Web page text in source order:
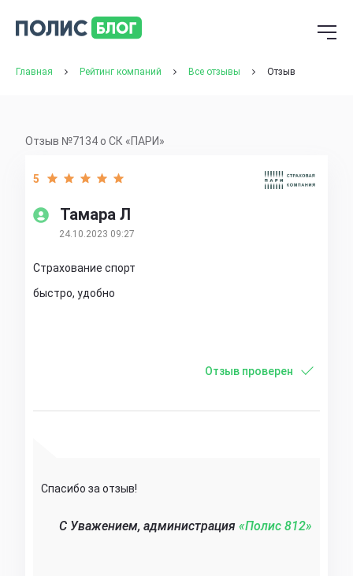
Главная Рейтинг компаний Все отзывы Отзыв
Отзыв №7134 о СК «ПАРИ»
Тамара Л
5
24.10.2023 09:27
Страхование спорт
быстро, удобно
Отзыв проверен
Спасибо за отзыв!
C Уважением, администрация «Полис 812»‎